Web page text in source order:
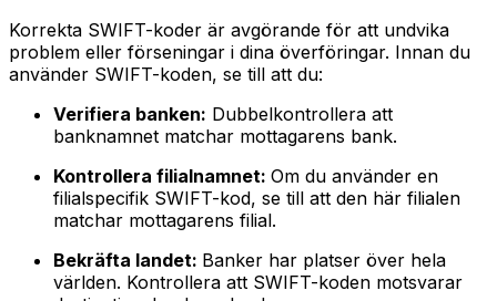
Korrekta SWIFT-koder är avgörande för att undvika
problem eller förseningar i dina överföringar. Innan du
använder SWIFT-koden, se till att du:
Verifiera banken: Dubbelkontrollera att
banknamnet matchar mottagarens bank.
Kontrollera filialnamnet: Om du använder en
filialspecifik SWIFT-kod, se till att den här filialen
matchar mottagarens filial.
Bekräfta landet: Banker har platser över hela
världen. Kontrollera att SWIFT-koden motsvarar